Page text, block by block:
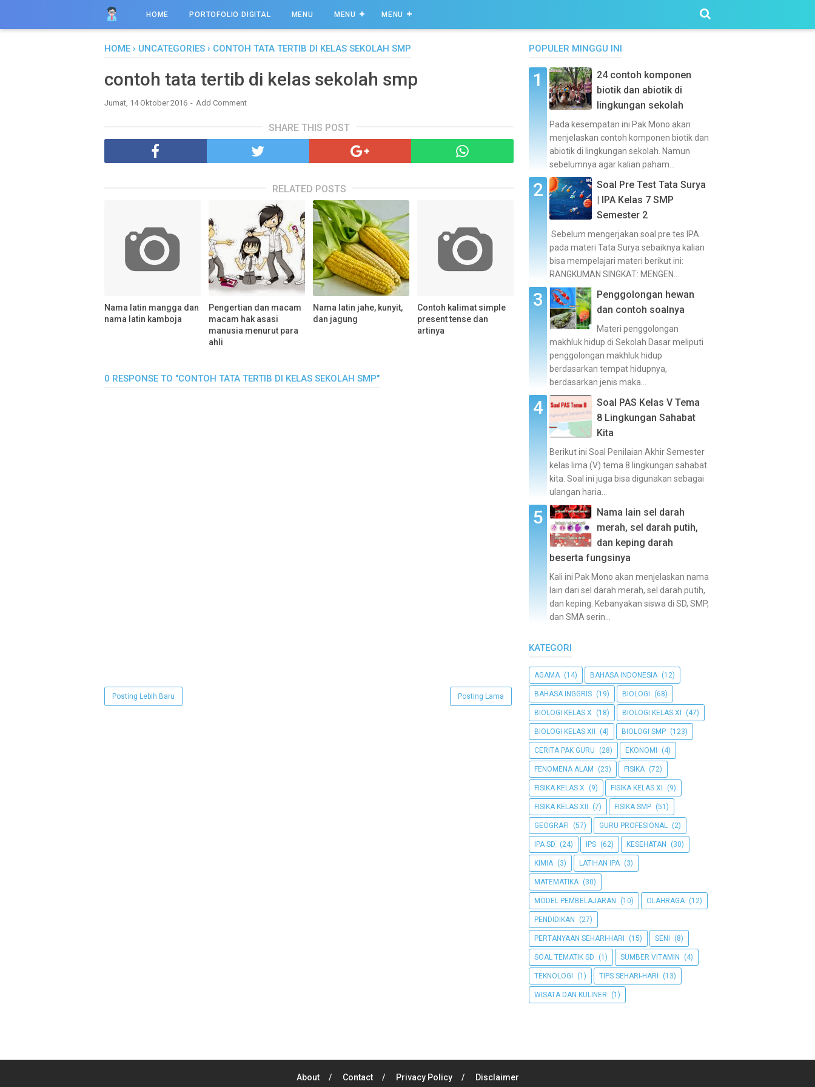
HOME PORTOFOLIO DIGITAL MENU MENU MENU
HOME › UNCATEGORIES › CONTOH TATA TERTIB DI KELAS SEKOLAH SMP
contoh tata tertib di kelas sekolah smp
Jumat, 14 Oktober 2016 Add Comment
SHARE THIS POST
RELATED POSTS
Nama latin mangga dan
nama latin kamboja
Pengertian dan macam
macam hak asasi
manusia menurut para
ahli
Nama latin jahe, kunyit,
dan jagung
Contoh kalimat simple
present tense dan
artinya
0 RESPONSE TO "CONTOH TATA TERTIB DI KELAS SEKOLAH SMP"
Posting Lebih Baru Posting Lama
POPULER MINGGU INI
24 contoh komponen
biotik dan abiotik di
lingkungan sekolah
Pada kesempatan ini Pak Mono akan
menjelaskan contoh komponen biotik dan
abiotik di lingkungan sekolah. Namun
sebelumnya agar kalian paham...
Soal Pre Test Tata Surya
| IPA Kelas 7 SMP
Semester 2
Sebelum mengerjakan soal pre tes IPA
pada materi Tata Surya sebaiknya kalian
bisa mempelajari materi berikut ini:
RANGKUMAN SINGKAT: MENGEN...
Penggolongan hewan
dan contoh soalnya
Materi penggolongan
makhluk hidup di Sekolah Dasar meliputi
penggolongan makhluk hidup
berdasarkan tempat hidupnya,
berdasarkan jenis maka...
Soal PAS Kelas V Tema
8 Lingkungan Sahabat
Kita
Berikut ini Soal Penilaian Akhir Semester
kelas lima (V) tema 8 lingkungan sahabat
kita. Soal ini juga bisa digunakan sebagai
ulangan haria...
Nama lain sel darah
merah, sel darah putih,
dan keping darah
beserta fungsinya
Kali ini Pak Mono akan menjelaskan nama
lain dari sel darah merah, sel darah putih,
dan keping. Kebanyakan siswa di SD, SMP,
dan SMA serin...
KATEGORI
AGAMA (14) BAHASA INDONESIA (12)
BAHASA INGGRIS (19) BIOLOGI (68)
BIOLOGI KELAS X (18) BIOLOGI KELAS XI (47)
BIOLOGI KELAS XII (4) BIOLOGI SMP (123)
CERITA PAK GURU (28) EKONOMI (4)
FENOMENA ALAM (23) FISIKA (72)
FISIKA KELAS X (9) FISIKA KELAS XI (9)
FISIKA KELAS XII (7) FISIKA SMP (51)
GEOGRAFI (57) GURU PROFESIONAL (2)
IPA SD (24) IPS (62) KESEHATAN (30)
KIMIA (3) LATIHAN IPA (3)
MATEMATIKA (30)
MODEL PEMBELAJARAN (10) OLAHRAGA (12)
PENDIDIKAN (27)
PERTANYAAN SEHARI-HARI (15) SENI (8)
SOAL TEMATIK SD (1) SUMBER VITAMIN (4)
TEKNOLOGI (1) TIPS SEHARI-HARI (13)
WISATA DAN KULINER (1)
About Contact Privacy Policy Disclaimer